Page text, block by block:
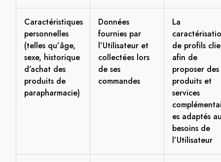
Caractéristiques
personnelles
(telles qu’âge,
sexe, historique
d’achat des
produits de
parapharmacie)
Données
fournies par
l’Utilisateur et
collectées lors
de ses
commandes
La
de profils
afin de
proposer des
produits et
services
es adaptés
besoins de
l’Utilisateur